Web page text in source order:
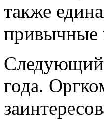
также
привычные
Следующий
года.